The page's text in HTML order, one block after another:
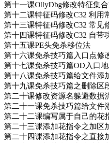
第十一课OllyDbg修改特征集
第十二课特征码修改C32 利用
第十三课特征码修改C32 常见
第十四课特征码修改C32 自带
第十五课PE头免杀移位法
第十六课免杀技巧篇入口点修
第十七课免杀技巧篇OD入口
第十八课免杀技巧篇给文件添
第十九课免杀技巧篇之删除区
第二十课修改资源名躲避数据
第二十一课免杀技巧篇给文件
第二十二课编写属于自己的花
第二十三课添加花指令之加区
第二十四课添加花指令之直接